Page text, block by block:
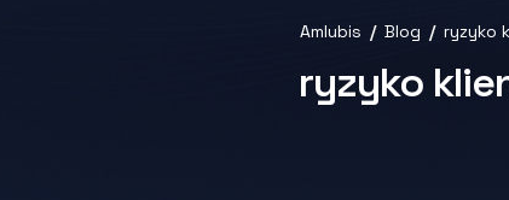
Amlubis Blog ryzyko
ryzyko